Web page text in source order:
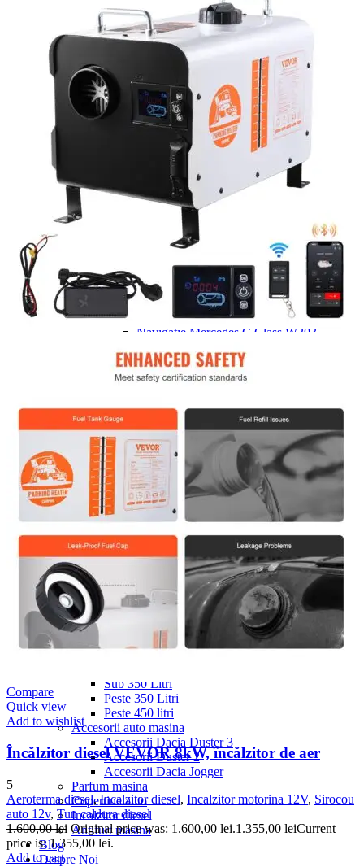
Navigatie Duster 2011
Navigatie Duster 2019
Audi
Navigatie Audi A3 8p
Navigatie Audi A4
Navigatie Audi A4 B6
Navigatie Audi A4 B7
Navigatie Audi A4 B8
Navigatie Audi A5
Navigatie Audi A6 C5
Navigatie Audi A6 C6
Navigatie Audi A6 C7
Navigatie Audi Q5
Ford
Navigație Ford Fiesta
Navigație Ford Focus 1
Navigație Ford Focus 2
Navigație Ford Focus MK3
Navigație Ford Mondeo MK3
Navigație Ford Mondeo MK4
Navigație Ford Transit
Mercedes
Navigație Mercedes C Class W203
Navigație Mercedes W203
Navigație Mercedes W204
Navigație Mercedes Sprinter
Passat
Navigație Passat B5
Navigație Passat B5 5
Navigație Passat B6
Navigație Passat B7
Navigație Passat B8
Navigație Passat CC
Skoda
Navigație Skoda Fabia 1
Navigație Skoda Fabia 2
Navigație Skoda Octavia 1
Navigație Skoda Octavia 2
Navigație Skoda Octavia 3
Navigație Skoda Rapid
Navigație Skoda Superb 1
Navigație Skoda Superb 2
Sub 350 Litri
Peste 350 Litri
Peste 450 litri
Accesorii auto masina
Accesorii Dacia Duster 3
Accesorii Duster 2
Accesorii Dacia Jogger
Parfum masina
Copertine auto
Incalzitor diesel
Antifurt masina
Blog
Despre Noi
Compare
Quick view
Add to wishlist
Încălzitor diesel VEVOR 8kW, încălzitor de aer
5
Aeroterma diesel,Incalzitor diesel, Incalzitor motorina 12V, Sirocou
auto 12v, Tun caldura diesel
1.600,00lei Original price was: 1.600,00 lei.1.355,00 leiCurrent
price is: 1.355,00 lei.
Add to cart